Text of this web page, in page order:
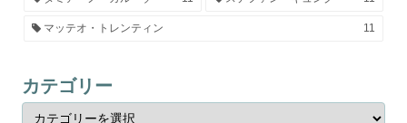
マッテオ・トレンティン 11
カテゴリー